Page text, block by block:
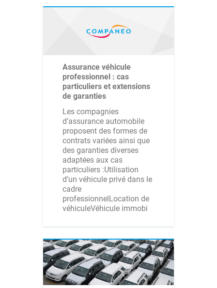
Assurance véhicule
professionnel : cas
particuliers et extensions
de garanties
Les compagnies
d’assurance automobile
proposent des formes de
contrats variées ainsi que
des garanties diverses
adaptées aux cas
particuliers :Utilisation
d’un véhicule privé dans le
cadre
professionnelLocation de
véhiculeVéhicule immobi